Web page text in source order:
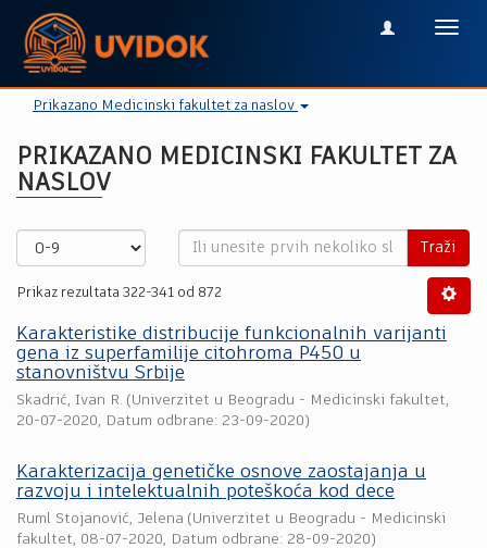
Prikazano Medicinski fakultet za naslov
PRIKAZANO MEDICINSKI FAKULTET ZA
NASLOV
Traži
Prikaz rezultata 322-341 od 872
Karakteristike distribucije funkcionalnih varijanti
gena iz superfamilije citohroma P450 u
stanovništvu Srbije
Skadrić, Ivan R. (Univerzitet u Beogradu - Medicinski fakultet,
20-07-2020, Datum odbrane: 23-09-2020)
Karakterizacija genetičke osnove zaostajanja u
razvoju i intelektualnih poteškoća kod dece
Ruml Stojanović, Jelena (Univerzitet u Beogradu - Medicinski
fakultet, 08-07-2020, Datum odbrane: 28-09-2020)